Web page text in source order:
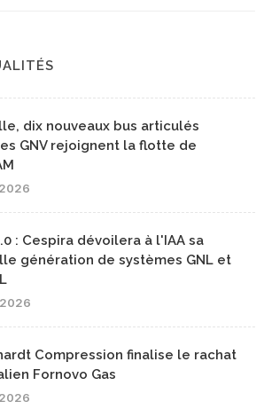
dix nouveaux bus articulés
GNV rejoignent la flotte de
: Cespira dévoilera à l'IAA sa
génération de systèmes GNL et
Compression finalise le rachat
Fornovo Gas